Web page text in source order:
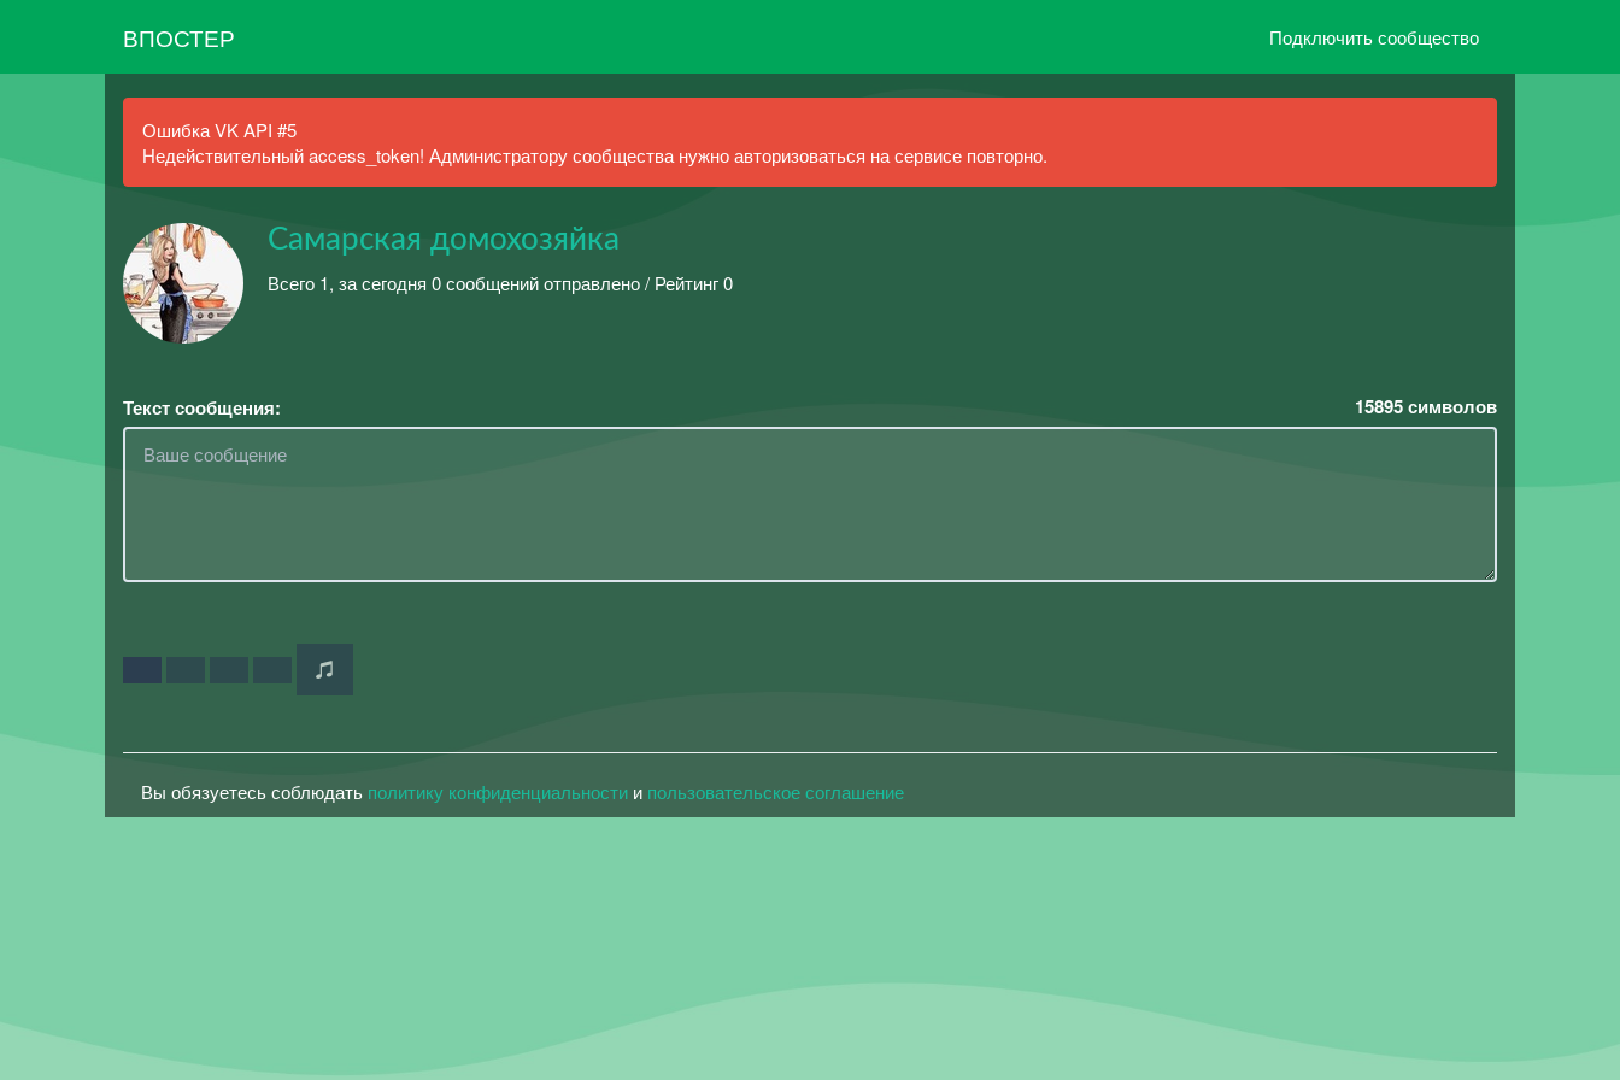
ВПОСТЕР Подключить сообщество
Ошибка VK API #5
Недействительный access_token! Администратору сообщества нужно авторизоваться на сервисе повторно.
Самарская домохозяйка
Всего 1, за сегодня 0 сообщений отправлено / Рейтинг 0
Текст сообщения: 15895символов
Вы обязуетесь соблюдать политику конфиденциальности и пользовательское соглашение